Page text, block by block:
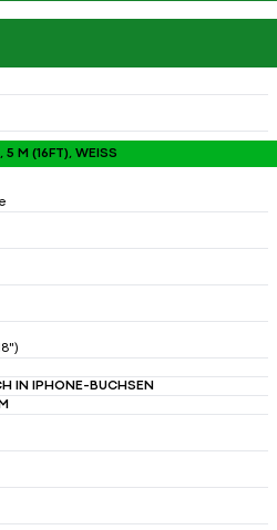
5 M (16FT), WEISS
IN IPHONE-BUCHSEN